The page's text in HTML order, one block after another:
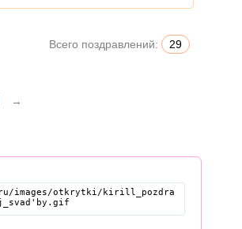
Всего поздравлений: 29
→